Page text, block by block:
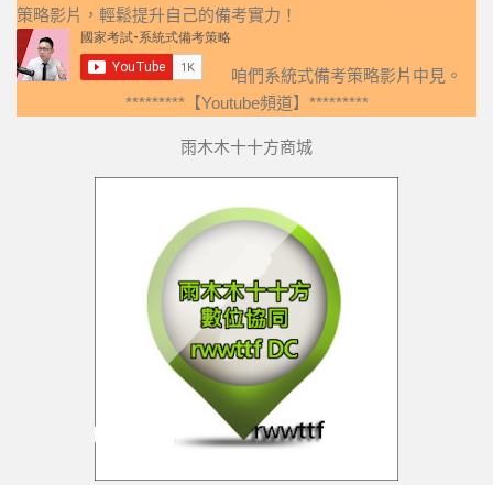
策略影片，輕鬆提升自己的備考實力！
咱們系統式備考策略影片中見。
*********【Youtube頻道】*********
雨木木十十方商城